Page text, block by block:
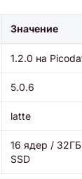
Значение
1.2.0 на
5.0.6
latte
16 ядер /
SSD